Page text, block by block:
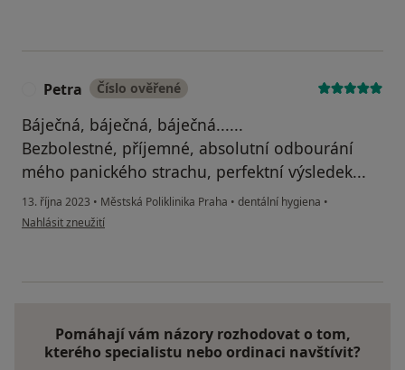
Petra Číslo ověřené
Báječná, báječná, báječná......
Bezbolestné, příjemné, absolutní odbourání
mého panického strachu, perfektní výsledek...
13. října 2023 • Městská Poliklinika Praha • dentální hygiena •
podle názoru uživatele Petra
Nahlásit zneužití
Pomáhají vám názory rozhodovat o tom,
kterého specialistu nebo ordinaci navštívit?